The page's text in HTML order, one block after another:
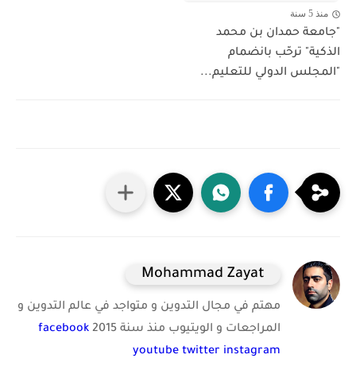
منذ 5 سنة
"جامعة حمدان بن محمد
الذكية" ترحّب بانضمام
"المجلس الدولي للتعليم...
Mohammad Zayat
مهتم في مجال التدوين و متواجد في عالم التدوين و
المراجعات و الويتيوب منذ سنة 2015
facebook
youtube twitter instagram